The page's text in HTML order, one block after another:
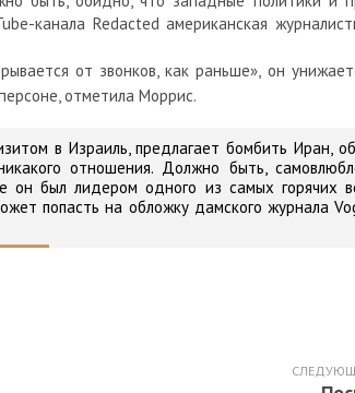
канала Redacted американская
от звонков, как раньше», он
отметила Моррис.
в Израиль, предлагает бомбить Иран,
отношения. Должно быть,
он был лидером одного из самых горячих
попасть на обложку дамского журнала